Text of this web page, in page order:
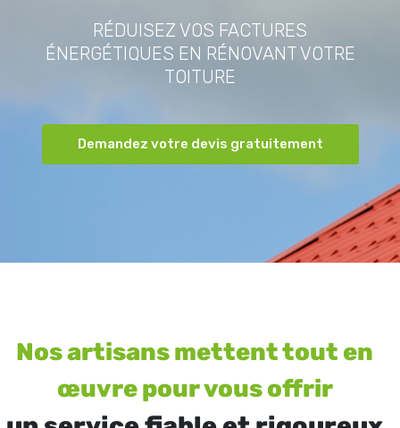
RÉDUISEZ VOS FACTURES
ÉNERGÉTIQUES EN RÉNOVANT VOTRE
TOITURE
Demandez votre devis gratuitement
Nos artisans mettent tout en
œuvre pour vous offrir